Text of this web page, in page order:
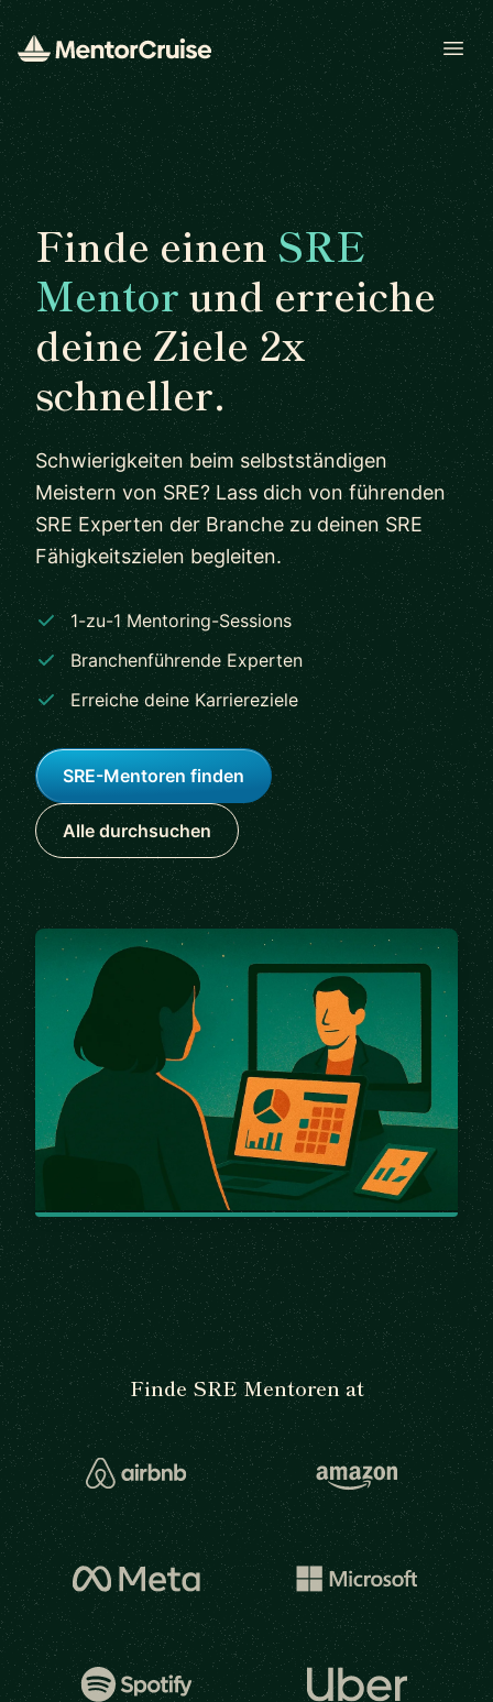
Finde einenSRE
Mentorund erreiche
deine Ziele 2x
schneller.
Schwierigkeiten beim selbstständigen
Meistern von SRE? Lass dich von führenden
SRE Experten der Branche zu deinen SRE
Fähigkeitszielen begleiten.
1-zu-1 Mentoring-Sessions
Branchenführende Experten
Erreiche deine Karriereziele
SRE-Mentoren finden
Alle durchsuchen
Finde SRE Mentoren at